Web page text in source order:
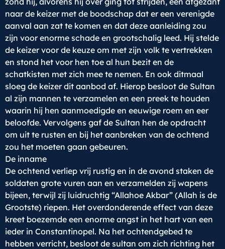
naar de keizer met de boodschap dat er een verenigde
aanval aan zat te komen en dat deze aanleiding zou
zijn voor enorme schade en grootschalig leed. Hij stelde
de keizer voor de keuze om met zijn volk te vertrekken
en stond het voor hen toe al hun bezit en de
schatkisten met zich mee te nemen. En ook ditmaal
sloeg de keizer dit aanbod af. Hierop besloot de Sultan
al zijn mannen te verzamelen en een preek te houden
waarin hij hen aanmoedigde en eeuwige roem en eer
beloofde. Vervolgens gaf de Sultan hen de opdracht
om uit te rusten en bij het aanbreken van de ochtend
zou het moeten gaan gebeuren.
De inname
De ochtend verliep vrij rustig en in de avond staken de
soldaten grote vuren aan en verzamelden zij wapens
bijeen, terwijl zij luidruchtig “Allahoe Akbar” (Allah is de
Grootste) riepen. Het overdonderende effect van deze
kreet boezemde een enorme angst in het hart van een
ieder in Constantinopel. Na het ochtendgebed te
hebben verricht, besloot de sultan om zich richting het